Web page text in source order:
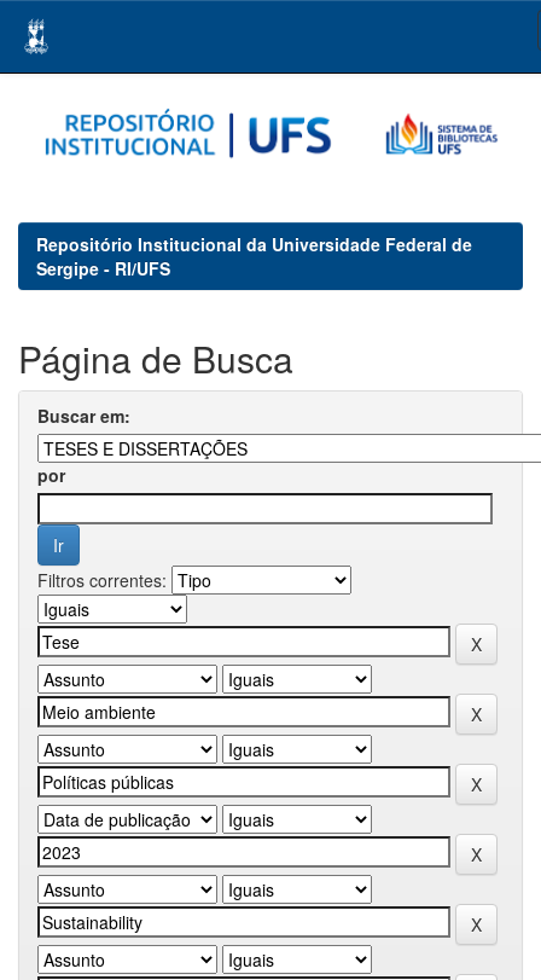
navigation
Repositório Institucional da Universidade Federal de
Sergipe - RI/UFS
Página de Busca
Buscar em:
por
Filtros correntes: